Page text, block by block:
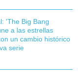
'The Big Bang
a las estrellas
un cambio histórico
serie